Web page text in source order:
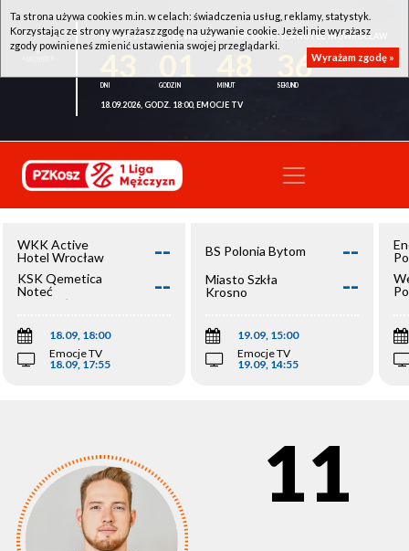
WKK ACTIVE HOTEL WROCŁAW - KSK QEMETICA NOTEĆ INOWROCŁAW
36
18.09.2026, GODZ. 18:00, EMOCJE TV
WKK Active
Hotel Wrocław
--
KSK Qemetica
Noteć
Inowrocław
--
18.09, 18:00
Emocje TV
18.09, 17:55
BS Polonia Bytom --
Miasto Szkła
Krosno
--
19.09, 15:00
Emocje TV
19.09, 14:55
11
Ta strona używa cookies m.in. w celach: świadczenia usług, reklamy, statystyk.
Korzystając ze strony wyrażasz zgodę na używanie cookie. Jeżeli nie wyrażasz
zgody powinieneś zmienić ustawienia swojej przeglądarki.
Wyrażam zgodę »